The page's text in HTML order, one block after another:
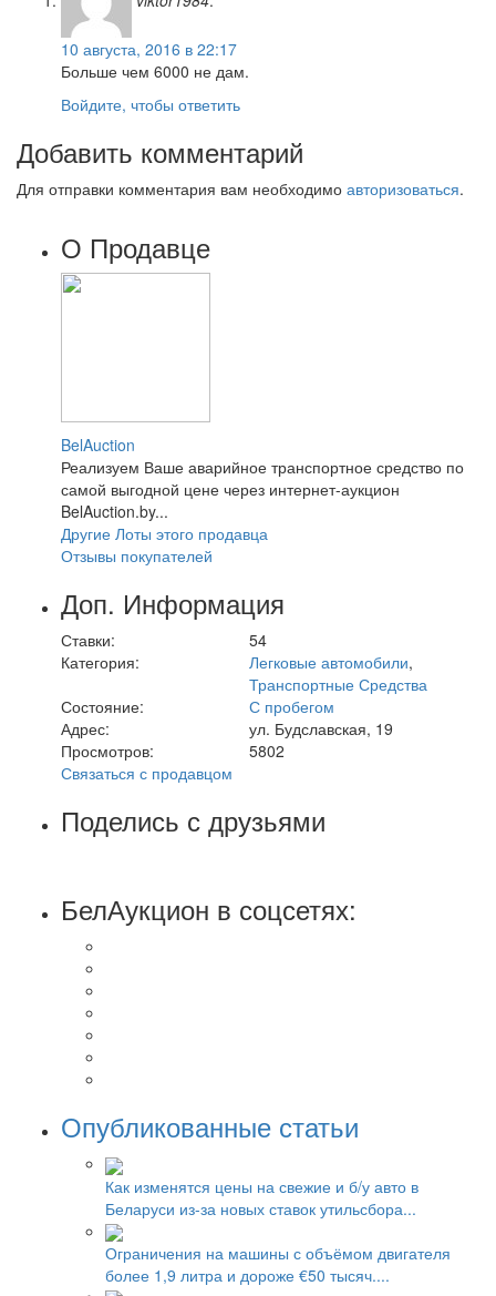
10 августа, 2016 в 22:17
Больше чем 6000 не дам.
Войдите, чтобы ответить
Добавить комментарий
Для отправки комментария вам необходимо авторизоваться.
О Продавце
BelAuction
Реализуем Ваше аварийное транспортное средство по
самой выгодной цене через интернет-аукцион
BelAuction.by...
Другие Лоты этого продавца
Отзывы покупателей
Доп. Информация
Ставки:
54
Категория:
Легковые автомобили,
Транспортные Средства
Состояние:
С пробегом
Адрес:
ул. Будславская, 19
Просмотров:
5802
Связаться с продавцом
Поделись с друзьями
БелАукцион в соцсетях:
Опубликованные статьи
Как изменятся цены на свежие и б/у авто в
Беларуси из-за новых ставок утильсбора...
Ограничения на машины с объёмом двигателя
более 1,9 литра и дороже €50 тысяч....